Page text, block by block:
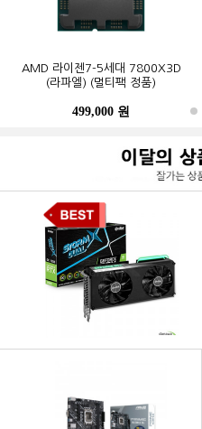
AMD 라이젠7-5세대 7800X3D
(라파엘) (멀티팩 정품)
499,000 원
ESSENCORE KLEVV DDR5-5600
CL46 파인인포 (16GB)
341,000 원
GIGABYTE B650M K 피씨디렉트
123,000 원
GIGABYTE 지포스 RTX 5060
WINDFORCE MAX OC D7 8GB
피씨디렉트
632,200 원
Western Digital WD BLACK
SN850X M.2 NVMe (2TB)
550,000 원